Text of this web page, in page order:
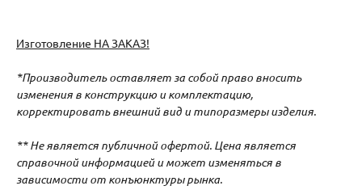
Изготовление НА ЗАКАЗ!
*Производитель оставляет за собой право вносить
изменения в конструкцию и комплектацию,
корректировать внешний вид и типоразмеры изделия.
** Не является публичной офертой. Цена является
справочной информацией и может изменяться в
зависимости от конъюнктуры рынка.